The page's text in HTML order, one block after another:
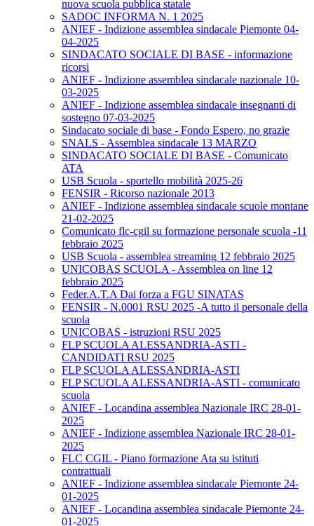
nuova scuola pubblica statale
SADOC INFORMA N. 1 2025
ANIEF - Indizione assemblea sindacale Piemonte 04-
04-2025
SINDACATO SOCIALE DI BASE - informazione
ricorsi
ANIEF - Indizione assemblea sindacale nazionale 10-
03-2025
ANIEF - Indizione assemblea sindacale insegnanti di
sostegno 07-03-2025
Sindacato sociale di base - Fondo Espero, no grazie
SNALS - Assemblea sindacale 13 MARZO
SINDACATO SOCIALE DI BASE - Comunicato
ATA
USB Scuola - sportello mobilità 2025-26
FENSIR - Ricorso nazionale 2013
ANIEF - Indizione assemblea sindacale scuole montane
21-02-2025
Comunicato flc-cgil su formazione personale scuola -11
febbraio 2025
USB Scuola - assemblea streaming 12 febbraio 2025
UNICOBAS SCUOLA - Assemblea on line 12
febbraio 2025
Feder.A.T.A Dai forza a FGU SINATAS
FENSIR - N.0001 RSU 2025 -A tutto il personale della
scuola
UNICOBAS - istruzioni RSU 2025
FLP SCUOLA ALESSANDRIA-ASTI -
CANDIDATI RSU 2025
FLP SCUOLA ALESSANDRIA-ASTI
FLP SCUOLA ALESSANDRIA-ASTI - comunicato
scuola
ANIEF - Locandina assemblea Nazionale IRC 28-01-
2025
ANIEF - Indizione assemblea Nazionale IRC 28-01-
2025
FLC CGIL - Piano formazione Ata su istituti
contrattuali
ANIEF - Indizione assemblea sindacale Piemonte 24-
01-2025
ANIEF - Locandina assemblea sindacale Piemonte 24-
01-2025